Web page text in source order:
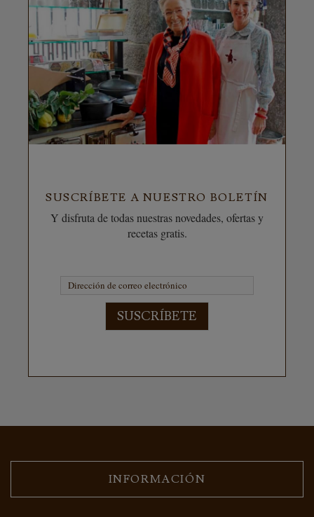
SUSCRÍBETE A NUESTRO BOLETÍN
Y disfruta de todas nuestras novedades, ofertas y
recetas gratis.
SUSCRÍBETE
INFORMACIÓN